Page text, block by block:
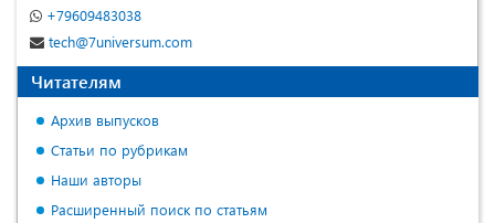
+79609483038
tech@7universum.com
Читателям
Архив выпусков
Статьи по рубрикам
Наши авторы
Расширенный поиск по статьям